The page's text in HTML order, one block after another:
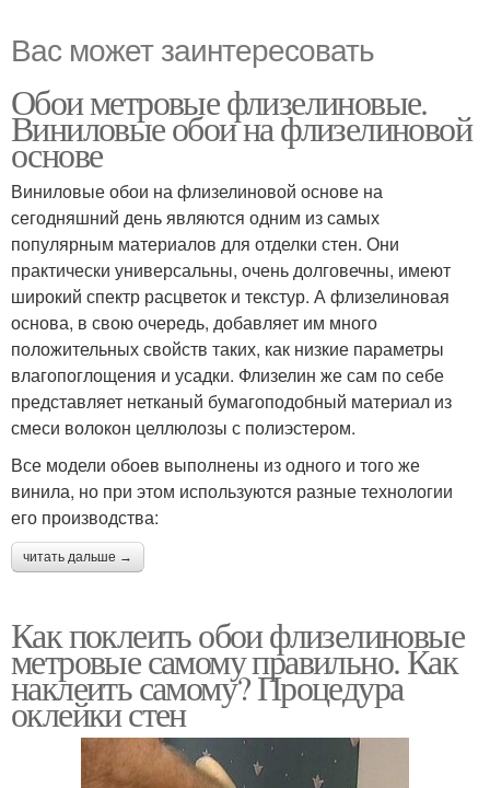
Вас может заинтересовать
Обои метровые флизелиновые.
Виниловые обои на флизелиновой
основе
Виниловые обои на флизелиновой основе на
сегодняшний день являются одним из самых
популярным материалов для отделки стен. Они
практически универсальны, очень долговечны, имеют
широкий спектр расцветок и текстур. А флизелиновая
основа, в свою очередь, добавляет им много
положительных свойств таких, как низкие параметры
влагопоглощения и усадки. Флизелин же сам по себе
представляет нетканый бумагоподобный материал из
смеси волокон целлюлозы с полиэстером.
Все модели обоев выполнены из одного и того же
винила, но при этом используются разные технологии
его производства:
читать дальше →
Как поклеить обои флизелиновые
метровые самому правильно. Как
наклеить самому? Процедура
оклейки стен